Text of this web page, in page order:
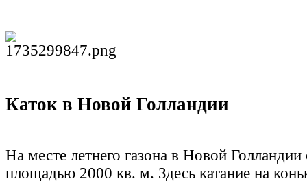
Каток в Новой Голландии
На месте летнего газона в Новой Голландии
площадью 2000 кв. м. Здесь катание на